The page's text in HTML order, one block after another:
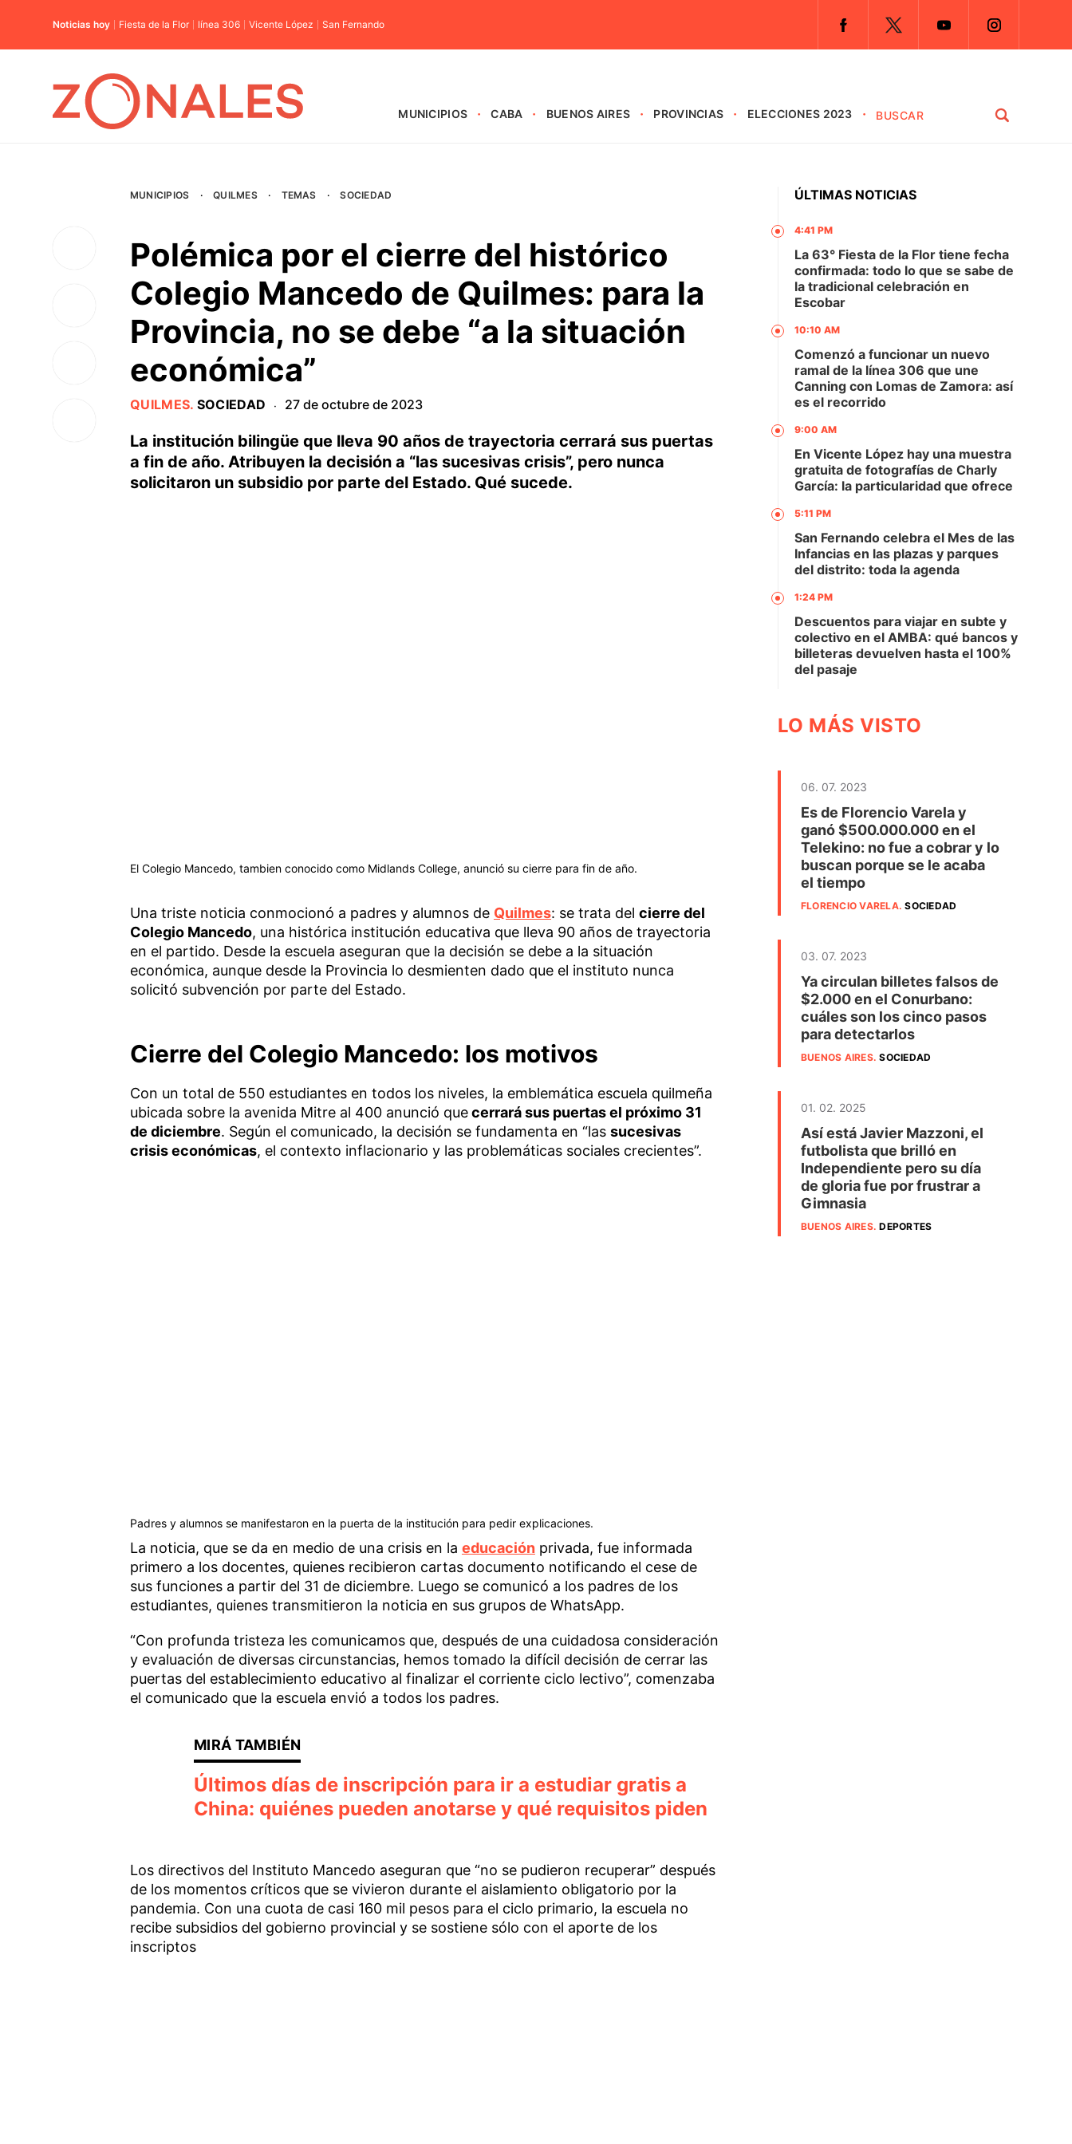
Noticias hoy Fiesta de la Flor línea 306 Vicente López San Fernando
MUNICIPIOS CABA BUENOS AIRES PROVINCIAS ELECCIONES 2023
MUNICIPIOS · QUILMES · TEMAS · SOCIEDAD
Polémica por el cierre del histórico
Colegio Mancedo de Quilmes: para la
Provincia, no se debe “a la situación
económica”
QUILMES. SOCIEDAD · 27 de octubre de 2023
La institución bilingüe que lleva 90 años de trayectoria cerrará sus puertas
a fin de año. Atribuyen la decisión a “las sucesivas crisis”, pero nunca
solicitaron un subsidio por parte del Estado. Qué sucede.
El Colegio Mancedo, tambien conocido como Midlands College, anunció su cierre para fin de año.
Una triste noticia conmocionó a padres y alumnos de Quilmes: se trata del cierre del
Colegio Mancedo, una histórica institución educativa que lleva 90 años de trayectoria
en el partido. Desde la escuela aseguran que la decisión se debe a la situación
económica, aunque desde la Provincia lo desmienten dado que el instituto nunca
solicitó subvención por parte del Estado.
Cierre del Colegio Mancedo: los motivos
Con un total de 550 estudiantes en todos los niveles, la emblemática escuela quilmeña
ubicada sobre la avenida Mitre al 400 anunció quecerrará sus puertas el próximo 31
de diciembre. Según el comunicado, la decisión se fundamenta en “las sucesivas
crisis económicas, el contexto inflacionario y las problemáticas sociales crecientes”.
Padres y alumnos se manifestaron en la puerta de la institución para pedir explicaciones.
La noticia, que se da en medio de una crisis en la educaciónprivada, fue informada
primero a los docentes, quienes recibieron cartas documento notificando el cese de
sus funciones a partir del 31 de diciembre. Luego se comunicó a los padres de los
estudiantes, quienes transmitieron la noticia en sus grupos de WhatsApp.
“Con profunda tristeza les comunicamos que, después de una cuidadosa consideración
y evaluación de diversas circunstancias, hemos tomado la difícil decisión de cerrar las
puertas del establecimiento educativo al finalizar el corriente ciclo lectivo”, comenzaba
el comunicado que la escuela envió a todos los padres.
Últimos días de inscripción para ir a estudiar gratis a
China: quiénes pueden anotarse y qué requisitos piden
Los directivos del Instituto Mancedo aseguran que “no se pudieron recuperar” después
de los momentos críticos que se vivieron durante el aislamiento obligatorio por la
pandemia. Con una cuota de casi 160 mil pesos para el ciclo primario, la escuela no
recibe subsidios del gobierno provincial y se sostiene sólo con el aporte de los
inscriptos
ÚLTIMAS NOTICIAS
4:41 PM
La 63° Fiesta de la Flor tiene fecha
confirmada: todo lo que se sabe de
la tradicional celebración en
Escobar
10:10 AM
Comenzó a funcionar un nuevo
ramal de la línea 306 que une
Canning con Lomas de Zamora: así
es el recorrido
9:00 AM
En Vicente López hay una muestra
gratuita de fotografías de Charly
García: la particularidad que ofrece
5:11 PM
San Fernando celebra el Mes de las
Infancias en las plazas y parques
del distrito: toda la agenda
1:24 PM
Descuentos para viajar en subte y
colectivo en el AMBA: qué bancos y
billeteras devuelven hasta el 100%
del pasaje
LO MÁS VISTO
06. 07. 2023
Es de Florencio Varela y
ganó $500.000.000 en el
Telekino: no fue a cobrar y lo
buscan porque se le acaba
el tiempo
FLORENCIO VARELA.SOCIEDAD
03. 07. 2023
Ya circulan billetes falsos de
$2.000 en el Conurbano:
cuáles son los cinco pasos
para detectarlos
BUENOS AIRES.SOCIEDAD
01. 02. 2025
Así está Javier Mazzoni, el
futbolista que brilló en
Independiente pero su día
de gloria fue por frustrar a
Gimnasia
BUENOS AIRES.DEPORTES